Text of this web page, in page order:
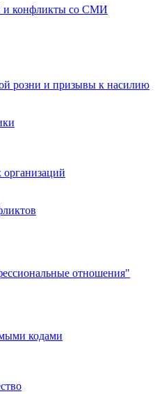
и конфликты со СМИ
розни и призывы к насилию
отношения"
кодами